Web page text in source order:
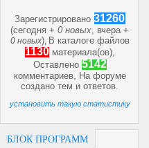
Зарегистрировано 31260
(сегодня +0 новых, вчера +
0 новых) В каталоге файлов
1130 материала(ов),
Оставлено 5142
комментариев, На форуме
созданотем иответов.
установить такую статистику
БЛОК ПРОГРАММ